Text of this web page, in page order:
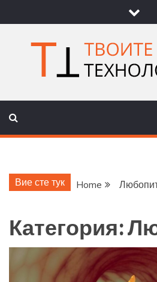
to
content
Вие сте тук Home
Категория: